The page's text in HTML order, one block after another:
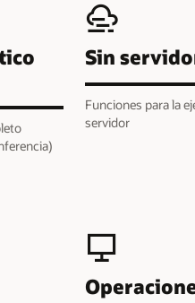
Sin
Funciones para la
servidor